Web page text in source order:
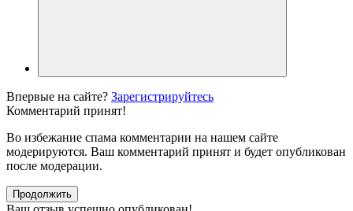
Впервые на сайте? Зарегистрируйтесь
Комментарий принят!
Во избежание спама комментарии на нашем сайте
модерируются. Ваш комментарий принят и будет опубликован
после модерации.
Продолжить